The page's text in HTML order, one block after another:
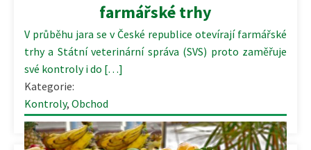
farmářské trhy
V průběhu jara se v České republice otevírají farmářské
trhy a Státní veterinární správa (SVS) proto zaměřuje
své kontroly i do […]
Kategorie:
Kontroly, Obchod